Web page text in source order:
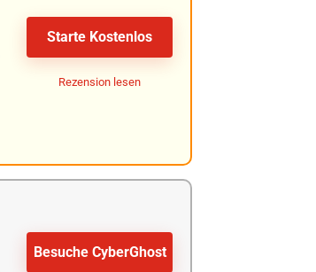
Starte Kostenlos
Rezension lesen
Besuche CyberGhost